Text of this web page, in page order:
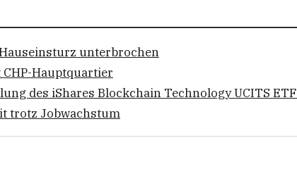
unterbrochen
Hauptquartier
des iShares Blockchain Technology UCITS ETF
trotz Jobwachstum